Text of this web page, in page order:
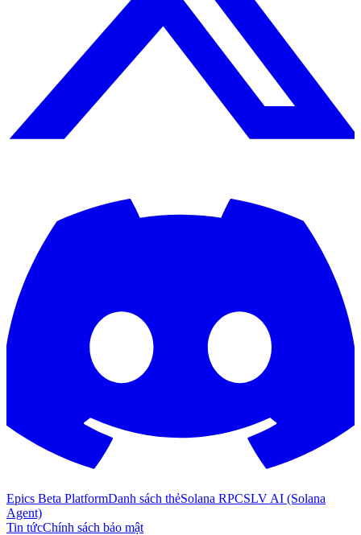
Epics Beta PlatformDanh sách thẻSolana RPCSLV AI (Solana
Agent)
Tin tứcChính sách bảo mật